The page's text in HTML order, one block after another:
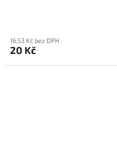
16,53 Kč bez DPH
20 Kč